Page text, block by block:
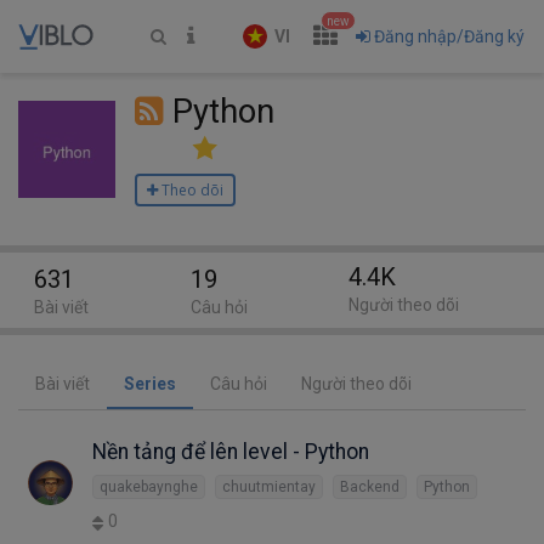
VI
new
Đăng nhập/Đăng ký
Python
Theo dõi
Bài viết Series Câu hỏi Người theo dõi
Nền tảng để lên level - Python
quakebaynghe chuutmientay Backend Python
0
631
Bài viết
19
Câu hỏi
4.4K
Người theo dõi